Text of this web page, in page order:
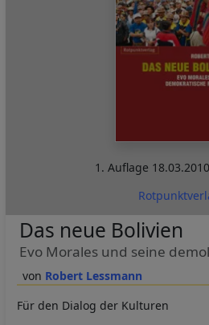
1. Auflage 18.03.2010
Robert Lessmann
Das neue Bolivien
Evo Morales und seine
Für den Dialog der Kulturen